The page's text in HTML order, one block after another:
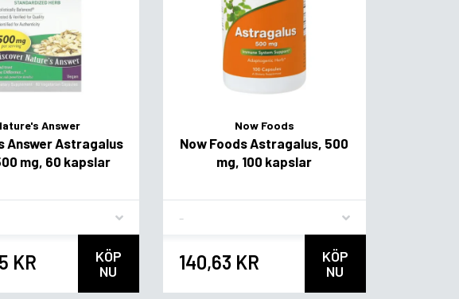
Answer
Answer Astragalus
mg, 60 kapslar
KR
KÖP
NU
Now Foods
Now Foods Astragalus, 500
mg, 100 kapslar
140,63 KR
KÖP
NU